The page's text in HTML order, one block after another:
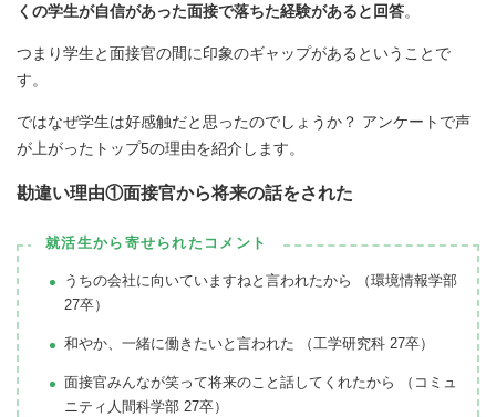
くの学生が自信があった面接で落ちた経験があると回答。
つまり学生と面接官の間に印象のギャップがあるということで
す。
ではなぜ学生は好感触だと思ったのでしょうか？ アンケートで声
が上がったトップ5の理由を紹介します。
勘違い理由①面接官から将来の話をされた
就活生から寄せられたコメント
うちの会社に向いていますねと言われたから （環境情報学部
27卒）
和やか、一緒に働きたいと言われた （工学研究科 27卒）
面接官みんなが笑って将来のこと話してくれたから （コミュ
ニティ人間科学部 27卒）